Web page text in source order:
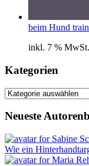
beim Hund
inkl. 7 % MwSt.
Kategorien
Kategorien
Neueste
Wie ein